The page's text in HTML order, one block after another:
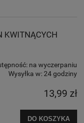
KWITNĄCYCH
na wyczerpaniu
Wysyłka w:24 godziny
13,99 zł
DO KOSZYKA